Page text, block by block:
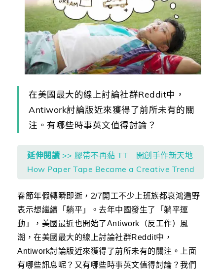
在美國最大的線上討論社群Reddit中，
Antiwork討論版近來獲得了前所未有的關
注。有哪些時事英文值得討論？
延伸閱讀 >> 膠帶不再黏 TT 開創手作新天地
How Paper Tape Became a Creative Trend
春節年假轉瞬即逝，2/7開工不少上班族都哀鴻遍野
表示想繼續「躺平」。去年中國發生了「躺平運
動」，美國最近也開始了Antiwork（反工作）風
潮，在美國最大的線上討論社群Reddit中，
Antiwork討論版近來獲得了前所未有的關注。上面
有哪些訊息呢？又有哪些時事英文值得討論？我們